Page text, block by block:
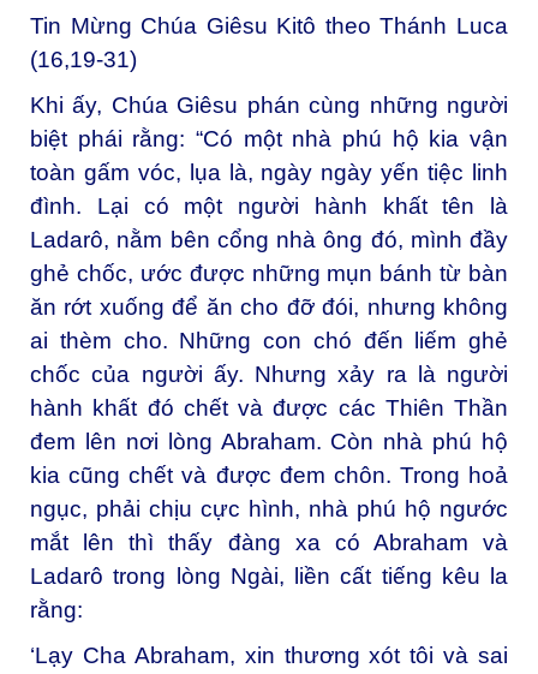
Tin Mừng Chúa Giêsu Kitô theo Thánh Luca
(16,19-31)
Khi ấy, Chúa Giêsu phán cùng những người
biệt phái rằng: “Có một nhà phú hộ kia vận
toàn gấm vóc, lụa là, ngày ngày yến tiệc linh
đình. Lại có một người hành khất tên là
Ladarô, nằm bên cổng nhà ông đó, mình đầy
ghẻ chốc, ước được những mụn bánh từ bàn
ăn rớt xuống để ăn cho đỡ đói, nhưng không
ai thèm cho. Những con chó đến liếm ghẻ
chốc của người ấy. Nhưng xảy ra là người
hành khất đó chết và được các Thiên Thần
đem lên nơi lòng Abraham. Còn nhà phú hộ
kia cũng chết và được đem chôn. Trong hoả
ngục, phải chịu cực hình, nhà phú hộ ngước
mắt lên thì thấy đàng xa có Abraham và
Ladarô trong lòng Ngài, liền cất tiếng kêu la
rằng:
‘Lạy Cha Abraham, xin thương xót tôi và sai